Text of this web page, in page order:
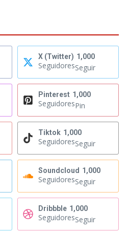
X (Twitter) 1,000
SeguidoresSeguir
Pinterest 1,000
SeguidoresPin
Tiktok 1,000
SeguidoresSeguir
Soundcloud 1,000
SeguidoresSeguir
Dribbble 1,000
SeguidoresSeguir